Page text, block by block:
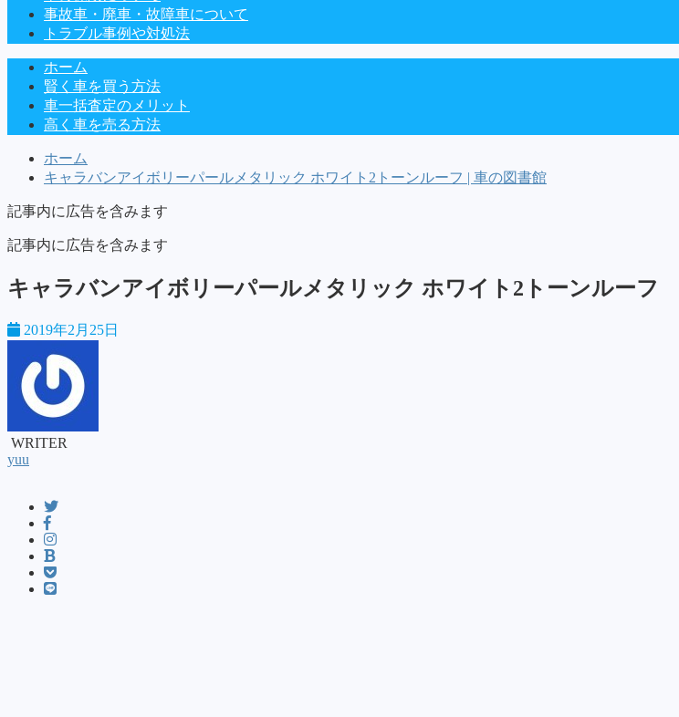
事故車・廃車・故障車について
トラブル事例や対処法
ホーム
賢く車を買う方法
車一括査定のメリット
高く車を売る方法
ホーム
キャラバンアイボリーパールメタリック ホワイト2トーンルーフ | 車の図書館
記事内に広告を含みます
記事内に広告を含みます
キャラバンアイボリーパールメタリック ホワイト2トーンルーフ
2019年2月25日
WRITER
yuu